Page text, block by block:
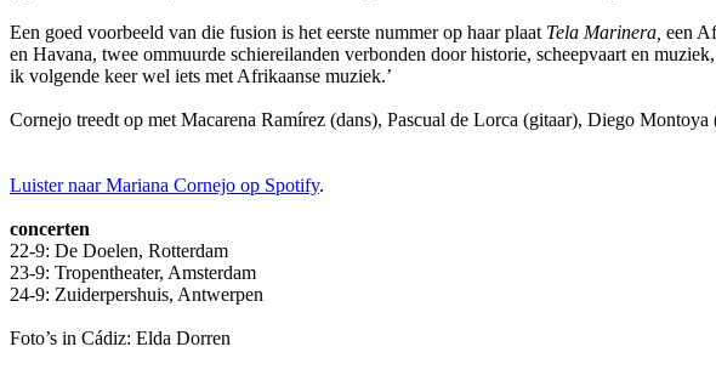
Een goed voorbeeld van die fusion is het eerste nummer op haar plaat Tela Marinera, een
en Havana, twee ommuurde schiereilanden verbonden door historie, scheepvaart en
ik volgende keer wel iets met Afrikaanse muziek.’
Cornejo treedt op met Macarena Ramírez (dans), Pascual de Lorca (gitaar), Diego Montoya
Luister naar Mariana Cornejo op Spotify.
concerten
22-9: De Doelen, Rotterdam
23-9: Tropentheater, Amsterdam
24-9: Zuiderpershuis, Antwerpen
Foto’s in Cádiz: Elda Dorren